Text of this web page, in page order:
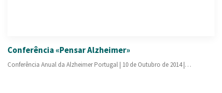
Conferência «Pensar Alzheimer»
Conferência Anual da Alzheimer Portugal | 10 de Outubro de 2014 |…